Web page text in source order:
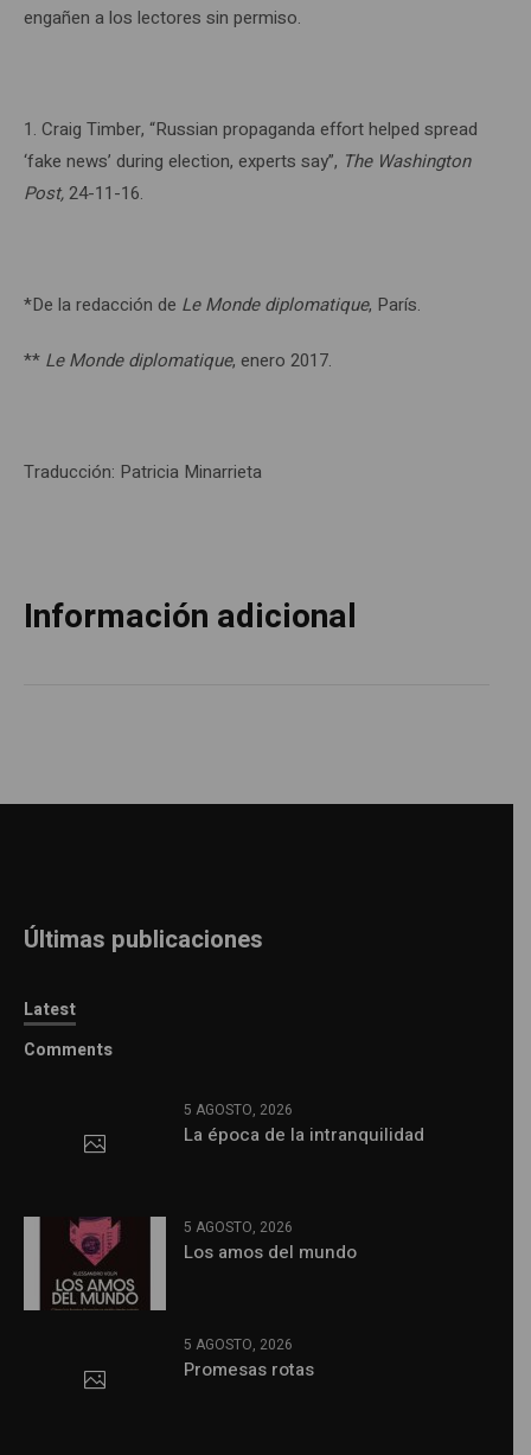
engañen a los lectores sin permiso.
1. Craig Timber, “Russian propaganda effort helped spread
‘fake news’ during election, experts say”, The Washington
Post,24-11-16.
*De la redacción de Le Monde diplomatique, París.
** Le Monde diplomatique, enero 2017.
Traducción: Patricia Minarrieta
Información adicional
Últimas publicaciones
Latest
Comments
5 AGOSTO, 2026
La época de la intranquilidad
5 AGOSTO, 2026
Los amos del mundo
5 AGOSTO, 2026
Promesas rotas